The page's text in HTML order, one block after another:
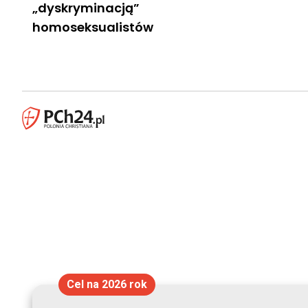
„dyskryminacją”
homoseksualistów
Cel na 2026 rok